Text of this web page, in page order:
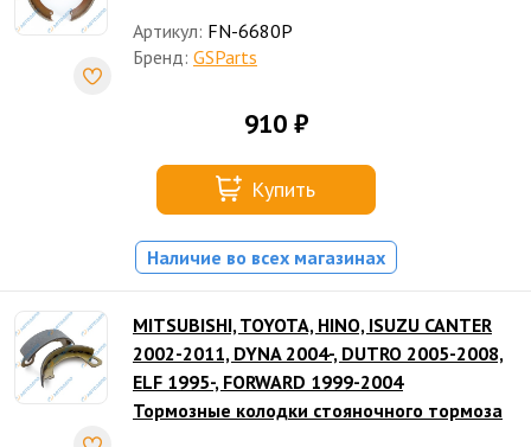
Артикул: FN-6680P
Бренд: GSParts
910 ₽
Купить
Наличие во всех магазинах
MITSUBISHI, TOYOTA, HINO, ISUZU CANTER
2002-2011, DYNA 2004-, DUTRO 2005-2008,
ELF 1995-, FORWARD 1999-2004
Тормозные колодки стояночного тормоза